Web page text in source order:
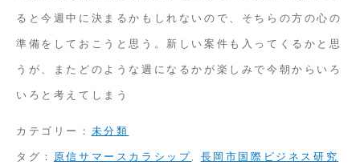
ると今週中に決まるかもしれないので、そちらの方の心の
準備をしておこうと思う。新しい案件も入ってくるかと思
うが、またどのような週になるかが楽しみで今朝からいろ
いろと考えてしまう
カテゴリー： 未分類
タグ： 原信サマースカラシップ
長岡市国際ビジネス研究